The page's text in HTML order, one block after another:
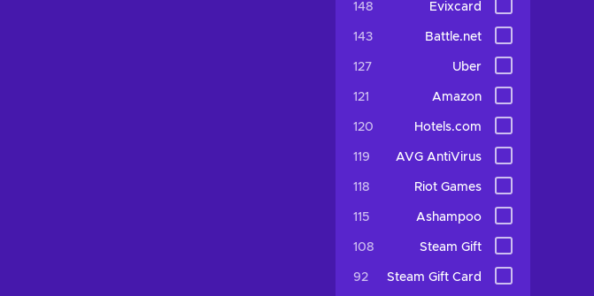
Evixcard
148
Battle.net
143
Uber
127
Amazon
121
Hotels.com
120
AVG AntiVirus
119
Riot Games
118
Ashampoo
115
Steam Gift
108
Steam Gift Card
92